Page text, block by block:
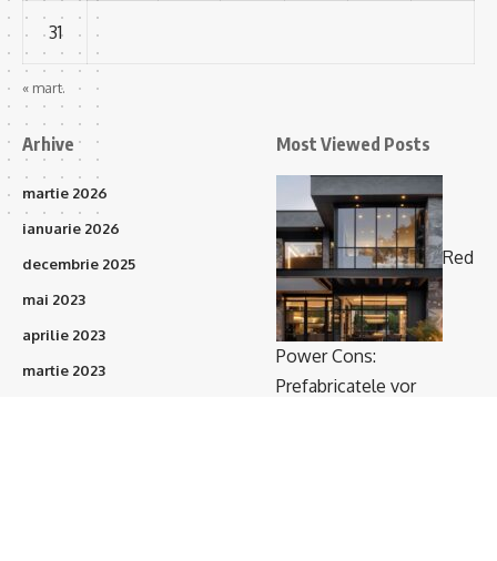
31
« mart.
Arhive
martie 2026
ianuarie 2026
decembrie 2025
mai 2023
aprilie 2023
martie 2023
Most Viewed Posts
Red
Power Cons:
Prefabricatele vor